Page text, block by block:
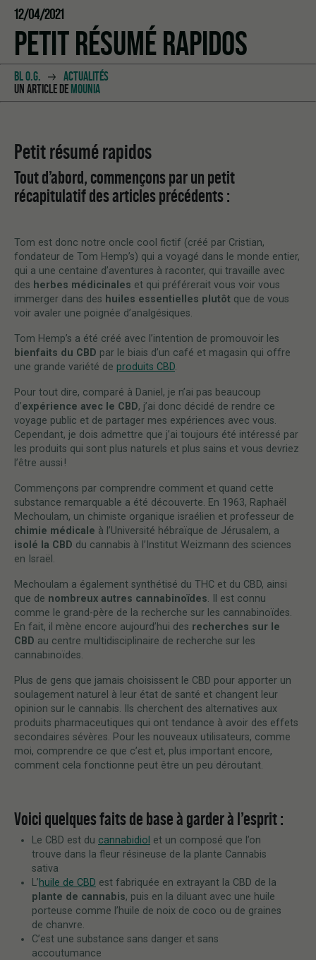
12/04/2021
PETIT RÉSUMÉ RAPIDOS
BL O.G.
ACTUALITÉS
UN ARTICLE DEMOUNIA
Petit résumé rapidos
Tout d’abord, commençons par un petit
récapitulatif des articles précédents :
Tom est donc notre oncle cool fictif (créé par Cristian,
fondateur de Tom Hemp’s) qui a voyagé dans le monde entier,
qui a une centaine d’aventures à raconter, qui travaille avec
des herbes médicinales et qui préférerait vous voir vous
immerger dans des huiles essentielles plutôt que de vous
voir avaler une poignée d’analgésiques.
Tom Hemp’s a été créé avec l’intention de promouvoir les
bienfaits du CBD par le biais d’un café et magasin qui offre
une grande variété de produits CBD.
Pour tout dire, comparé à Daniel, je n’ai pas beaucoup
d’expérience avec le CBD, j’ai donc décidé de rendre ce
voyage public et de partager mes expériences avec vous.
Cependant, je dois admettre que j’ai toujours été intéressé par
les produits qui sont plus naturels et plus sains et vous devriez
l’être aussi !
Commençons par comprendre comment et quand cette
substance remarquable a été découverte. En 1963, Raphaël
Mechoulam, un chimiste organique israélien et professeur de
chimie médicale à l’Université hébraïque de Jérusalem, a
isolé la CBD du cannabis à l’Institut Weizmann des sciences
en Israël.
Mechoulam a également synthétisé du THC et du CBD, ainsi
que de nombreux autres cannabinoïdes. Il est connu
comme le grand-père de la recherche sur les cannabinoïdes.
En fait, il mène encore aujourd’hui des recherches sur le
CBD au centre multidisciplinaire de recherche sur les
cannabinoïdes.
Plus de gens que jamais choisissent le CBD pour apporter un
soulagement naturel à leur état de santé et changent leur
opinion sur le cannabis. Ils cherchent des alternatives aux
produits pharmaceutiques qui ont tendance à avoir des effets
secondaires sévères. Pour les nouveaux utilisateurs, comme
moi, comprendre ce que c’est et, plus important encore,
comment cela fonctionne peut être un peu déroutant.
Voici quelques faits de base à garder à l’esprit :
Le CBD est du cannabidiol et un composé que l’on
trouve dans la fleur résineuse de la plante Cannabis
sativa
L’huile de CBD est fabriquée en extrayant la CBD de la
plante de cannabis, puis en la diluant avec une huile
porteuse comme l’huile de noix de coco ou de graines
de chanvre.
C’est une substance sans danger et sans
accoutumance